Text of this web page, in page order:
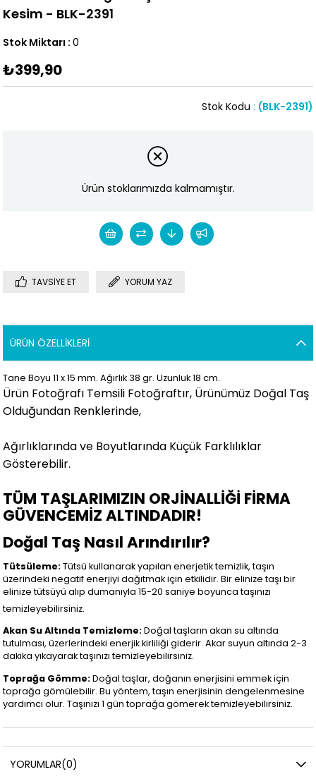
Kesim - BLK-2391
Stok Miktarı : 0
₺399,90
(BLK-2391)
Stok Kodu
Ürün stoklarımızda kalmamıştır.
TAVSIYE ET YORUM YAZ
ÜRÜN ÖZELLIKLERI
Tane Boyu 11 x 15 mm. Ağırlık 38 gr. Uzunluk 18 cm.
Ürün Fotoğrafı Temsili Fotoğraftır, Ürünümüz Doğal Taş
Olduğundan Renklerinde,
Ağırlıklarında ve Boyutlarında Küçük Farklılıklar
Gösterebilir.
TÜM TAŞLARIMIZIN ORJİNALLİĞİ FİRMA
GÜVENCEMİZ ALTINDADIR!
Doğal Taş Nasıl Arındırılır?
Tütsüleme:Tütsü kullanarak yapılan enerjetik temizlik, taşın
üzerindeki negatif enerjiyi dağıtmak için etkilidir. Bir elinize taşı bir
elinize tütsüyü alıp dumanıyla 15-20 saniye boyunca taşınızı
temizleyebilirsiniz.
Akan Su Altında Temizleme:Doğal taşların akan su altında
tutulması, üzerlerindeki enerjik kirliliği giderir. Akar suyun altında 2-3
dakika yıkayarak taşınızı temizleyebilirsiniz.
Toprağa Gömme:Doğal taşlar, doğanın enerjisini emmek için
toprağa gömülebilir. Bu yöntem, taşın enerjisinin dengelenmesine
yardımcı olur. Taşınızı 1 gün toprağa gömerek temizleyebilirsiniz.
YORUMLAR(0)